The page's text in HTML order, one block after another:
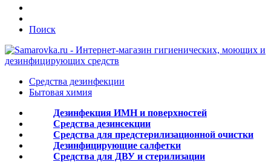
Поиск
Средства дезинфекции
Бытовая химия
Дезинфекция ИМН и поверхностей
Средства дезинсекции
Средства для предстерилизационной очистки
Дезинфицирующие салфетки
Средства для ДВУ и cтерилизации